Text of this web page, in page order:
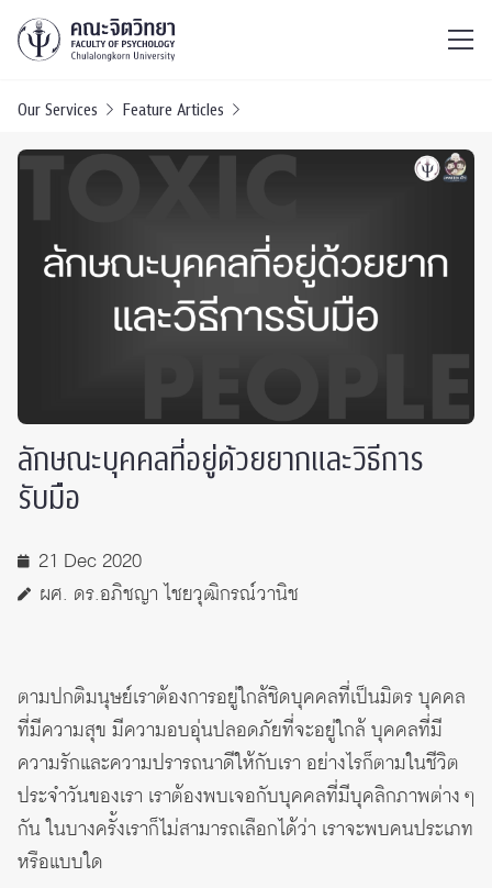
Our Services Feature Articles
ลักษณะบุคคลที่อยู่ด้วยยากและวิธีการ
รับมือ
21 Dec 2020
ผศ. ดร.อภิชญา ไชยวุฒิกรณ์วานิช
ตามปกติมนุษย์เราต้องการอยู่ใกล้ชิดบุคคลที่เป็นมิตร บุคคล
ที่มีความสุข มีความอบอุ่นปลอดภัยที่จะอยู่ใกล้ บุคคลที่มี
ความรักและความปรารถนาดีให้กับเรา อย่างไรก็ตามในชีวิต
ประจำวันของเรา เราต้องพบเจอกับบุคคลที่มีบุคลิกภาพต่าง ๆ
กัน ในบางครั้งเราก็ไม่สามารถเลือกได้ว่า เราจะพบคนประเภท
หรือแบบใด